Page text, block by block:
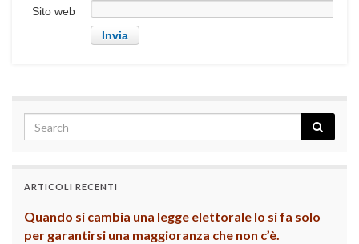
Sito web
ARTICOLI RECENTI
Quando si cambia una legge elettorale lo si fa solo
per garantirsi una maggioranza che non c’è.